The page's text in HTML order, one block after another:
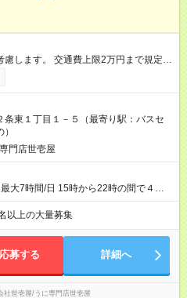
します。 交通費上限2万円まで規定支
です。
条東１丁目１－５（最寄り駅：バスセ
門店世壱屋
大7時間/日 15時から22時の間で４時
はご相談ください！
以上の大量募集
応募する 詳細へ
社世壱屋/うに専門店世壱屋